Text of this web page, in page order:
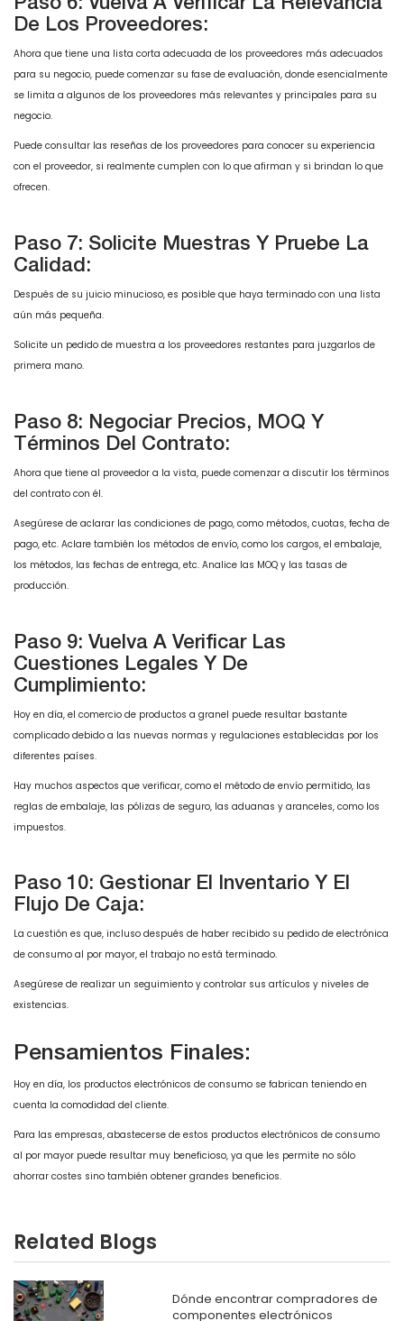
De Los Proveedores:
Ahora que tiene una lista corta adecuada de los proveedores más adecuados
para su negocio, puede comenzar su fase de evaluación, donde esencialmente
se limita a algunos de los proveedores más relevantes y principales para su
negocio.
Puede consultar las reseñas de los proveedores para conocer su experiencia
con el proveedor, si realmente cumplen con lo que afirman y si brindan lo que
ofrecen.
Paso 7: Solicite Muestras Y Pruebe La
Calidad:
Después de su juicio minucioso, es posible que haya terminado con una lista
aún más pequeña.
Solicite un pedido de muestra a los proveedores restantes para juzgarlos de
primera mano.
Paso 8: Negociar Precios, MOQ Y
Términos Del Contrato:
Ahora que tiene al proveedor a la vista, puede comenzar a discutir los términos
del contrato con él.
Asegúrese de aclarar las condiciones de pago, como métodos, cuotas, fecha de
pago, etc. Aclare también los métodos de envío, como los cargos, el embalaje,
los métodos, las fechas de entrega, etc. Analice las MOQ y las tasas de
producción.
Paso 9: Vuelva A Verificar Las
Cuestiones Legales Y De
Cumplimiento:
Hoy en día, el comercio de productos a granel puede resultar bastante
complicado debido a las nuevas normas y regulaciones establecidas por los
diferentes países.
Hay muchos aspectos que verificar, como el método de envío permitido, las
reglas de embalaje, las pólizas de seguro, las aduanas y aranceles, como los
impuestos.
Paso 10: Gestionar El Inventario Y El
Flujo De Caja:
La cuestión es que, incluso después de haber recibido su pedido de electrónica
de consumo al por mayor, el trabajo no está terminado.
Asegúrese de realizar un seguimiento y controlar sus artículos y niveles de
existencias.
Pensamientos Finales:
Hoy en día, los productos electrónicos de consumo se fabrican teniendo en
cuenta la comodidad del cliente.
Para las empresas, abastecerse de estos productos electrónicos de consumo
al por mayor puede resultar muy beneficioso, ya que les permite no sólo
ahorrar costes sino también obtener grandes beneficios.
Related Blogs
Dónde encontrar compradores de
componentes electrónicos